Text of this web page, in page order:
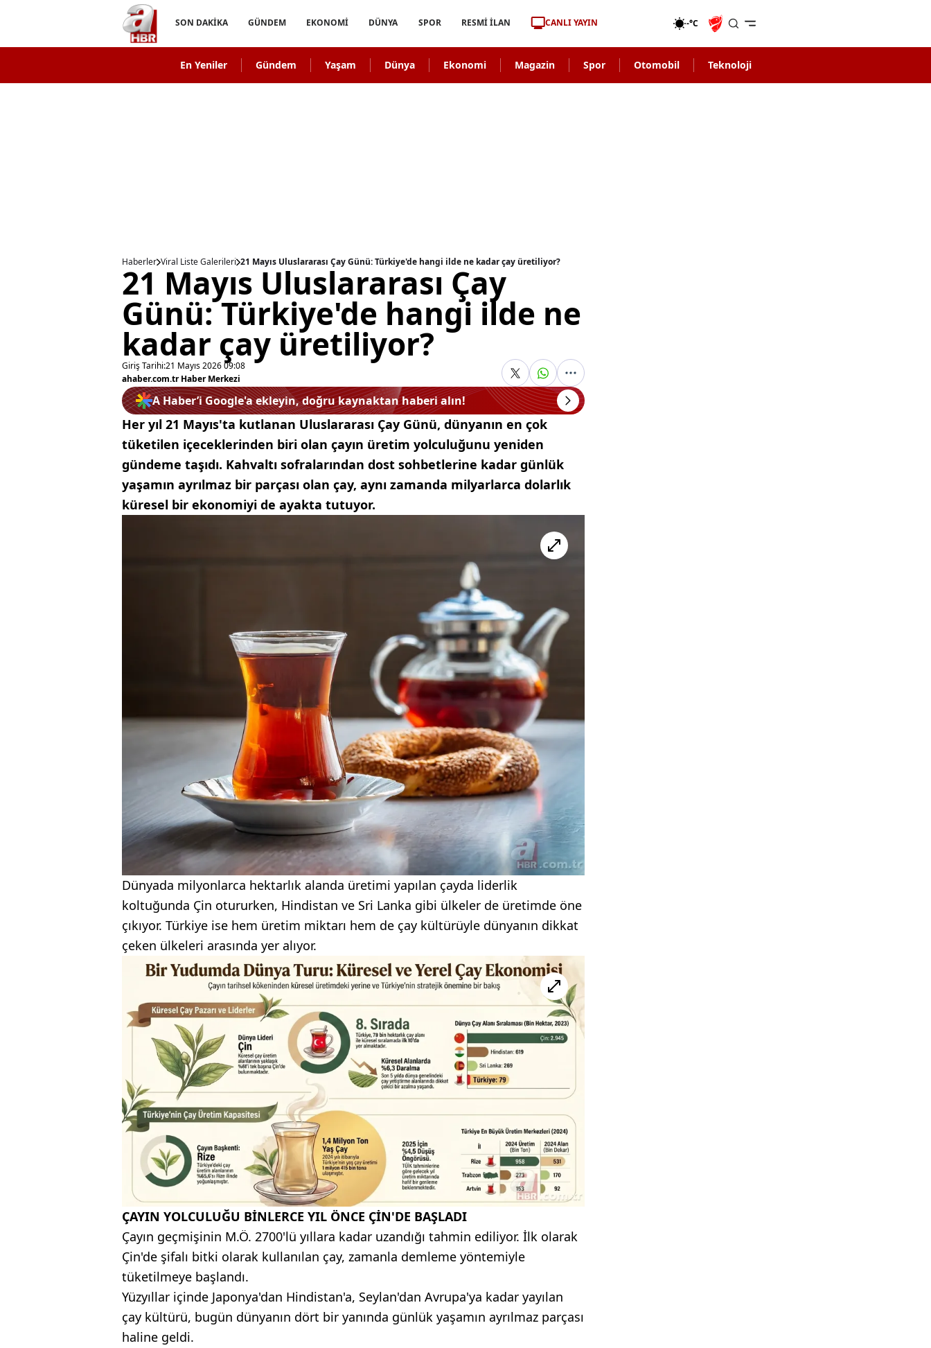
SON DAKİKA GÜNDEM EKONOMİ DÜNYA SPOR RESMİ İLAN CANLI YAYIN -°C
En Yeniler Gündem Yaşam Dünya Ekonomi Magazin Spor Otomobil Teknoloji
Haberler Viral Liste Galerileri 21 Mayıs Uluslararası Çay Günü: Türkiye'de hangi ilde ne kadar çay üretiliyor?
21 Mayıs Uluslararası Çay
Günü: Türkiye'de hangi ilde ne
kadar çay üretiliyor?
Giriş Tarihi:21 Mayıs 2026 09:08
ahaber.com.tr Haber Merkezi
A Haber’i Google'a ekleyin, doğru kaynaktan haberi alın!
Her yıl 21 Mayıs'ta kutlanan Uluslararası Çay Günü, dünyanın en çok
tüketilen içeceklerinden biri olan çayın üretim yolculuğunu yeniden
gündeme taşıdı. Kahvaltı sofralarından dost sohbetlerine kadar günlük
yaşamın ayrılmaz bir parçası olan çay, aynı zamanda milyarlarca dolarlık
küresel bir ekonomiyi de ayakta tutuyor.
Dünyada milyonlarca hektarlık alanda üretimi yapılan çayda liderlik
koltuğunda Çin otururken, Hindistan ve Sri Lanka gibi ülkeler de üretimde öne
çıkıyor. Türkiye ise hem üretim miktarı hem de çay kültürüyle dünyanın dikkat
çeken ülkeleri arasında yer alıyor.
ÇAYIN YOLCULUĞU BİNLERCE YIL ÖNCE ÇİN'DE BAŞLADI
Çayın geçmişinin M.Ö. 2700'lü yıllara kadar uzandığı tahmin ediliyor. İlk olarak
Çin'de şifalı bitki olarak kullanılan çay, zamanla demleme yöntemiyle
tüketilmeye başlandı.
Yüzyıllar içinde Japonya'dan Hindistan'a, Seylan'dan Avrupa'ya kadar yayılan
çay kültürü, bugün dünyanın dört bir yanında günlük yaşamın ayrılmaz parçası
haline geldi.